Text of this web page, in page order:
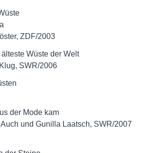
ZDF/2003
Wüste der Welt
SWR/2006
der Mode kam
und Gunilla Laatsch, SWR/2007